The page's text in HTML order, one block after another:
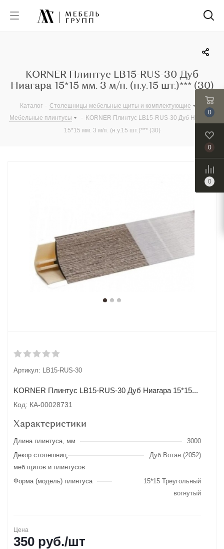
KORNER Плинтус LB15-RUS-30 Дуб
Ниагара 15*15 мм. 3 м/п. (н.у.15 шт.)*** (30)
Каталог - Столешницы мебельные щиты и комплектующие
Мебельные плинтусы
- KORNER Плинтус LB15-RUS-30 Дуб Ниагара
15*15 мм. 3 м/п. (н.у.15 шт.)*** (30)
Артикул: LB15-RUS-30
KORNER Плинтус LB15-RUS-30 Дуб Ниагара 15*15...
Код: КА-00028731
Характеристики
Длина плинтуса, мм
3000
Декор столешниц,
меб.щитов и плинтусов
Дуб Вотан (2052)
Форма (модель) плинтуса
15*15 Треугольный
вогнутый
Цена
350 руб./шт
0
0
0